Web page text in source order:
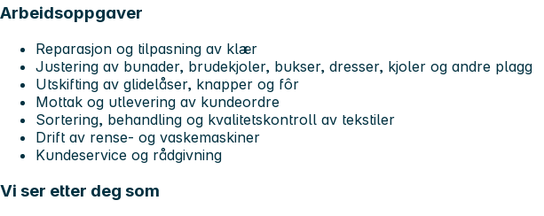
Arbeidsoppgaver
Reparasjon og tilpasning av klær
Justering av bunader, brudekjoler, bukser, dresser, kjoler og andre plagg
Utskifting av glidelåser, knapper og fôr
Mottak og utlevering av kundeordre
Sortering, behandling og kvalitetskontroll av tekstiler
Drift av rense- og vaskemaskiner
Kundeservice og rådgivning
Vi ser etter deg som